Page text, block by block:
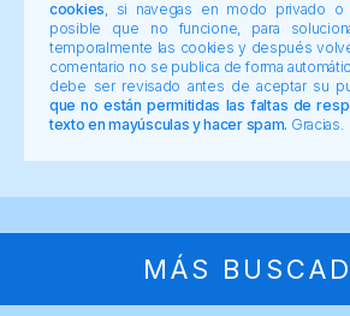
cookies , si navegas en modo privado
posible que no funcione, para
temporalmente las cookies y después
comentario no se publica de forma
debe ser revisado antes de aceptar su
que no están permitidas las faltas de
texto en mayúsculas y hacer spam. Gracias.
MÁS